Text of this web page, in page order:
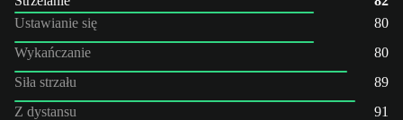
Ustawianie się
80
Wykańczanie
80
Siła strzału
89
Z dystansu
91